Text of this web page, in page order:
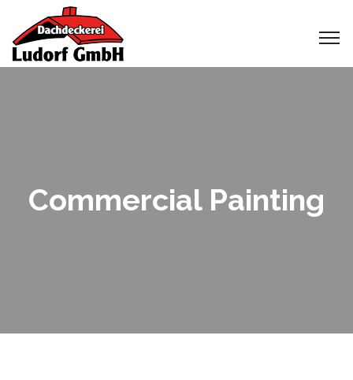
Commercial Painting